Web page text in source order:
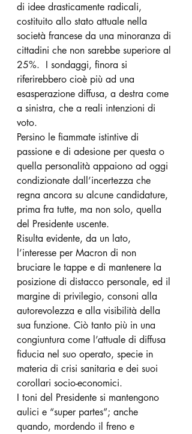
di idee drasticamente radicali,
costituito allo stato attuale nella
società francese da una minoranza di
cittadini che non sarebbe superiore al
25%.  I sondaggi, finora si
riferirebbero cioè più ad una
esasperazione diffusa, a destra come
a sinistra, che a reali intenzioni di
voto.
Persino le fiammate istintive di
passione e di adesione per questa o
quella personalità appaiono ad oggi
condizionate dall’incertezza che
regna ancora su alcune candidature,
prima fra tutte, ma non solo, quella
del Presidente uscente.
Risulta evidente, da un lato,
l’interesse per Macron di non
bruciare le tappe e di mantenere la
posizione di distacco personale, ed il
margine di privilegio, consoni alla
autorevolezza e alla visibilità della
sua funzione. Ciò tanto più in una
congiuntura come l’attuale di diffusa
fiducia nel suo operato, specie in
materia di crisi sanitaria e dei suoi
corollari socio-economici.
I toni del Presidente si mantengono
aulici e “super partes”; anche
quando, mordendo il freno e